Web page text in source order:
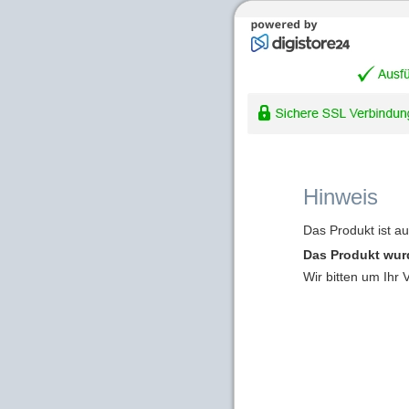
Hinweis
Das Produkt ist
Das Produkt
Wir bitten um Ihr